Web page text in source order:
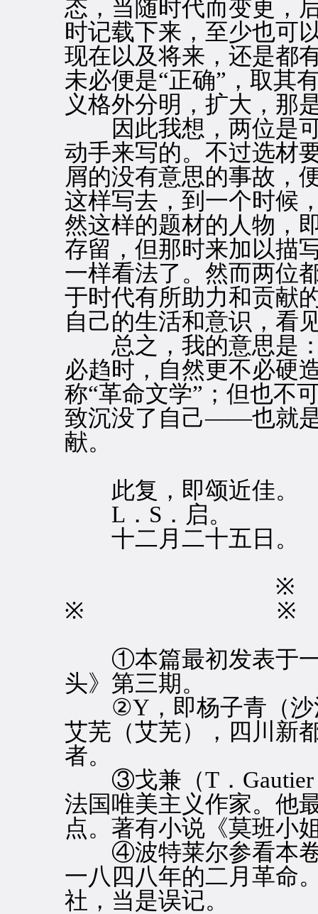
态，当随时代而变更，
时记载下来，至少也可
现在以及将来，还是都
未必便是“正确”，取其
义格外分明，扩大，那
因此我想，两位是可
动手来写的。不过选材
屑的没有意思的事故，
这样写去，到一个时
然这样的题材的人物，
存留，但那时来加以描
一样看法了。然而两位
于时代有所助力和贡献
自己的生活和意识，看
总之，我的意思是：
必趋时，自然更不必硬
称“革命文学”；但也不
致沉没了自己——也就
献。
此复，即颂近佳。
L．S．启。
十二月二十五日。
※ ※
①本篇最初发表于一
头》第三期。
②Y，即杨子青（沙
艾芜（艾芜），四川新
者。
③戈兼（T．Gautier
法国唯美主义作家。他
点。著有小说《莫班小
④波特莱尔参看本卷
一八四八年的二月革命
社，当是误记。